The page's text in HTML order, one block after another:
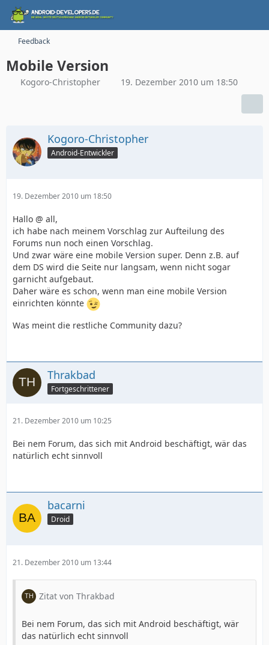
Feedback
Mobile Version
Kogoro-Christopher 19. Dezember 2010 um 18:50
Kogoro-Christopher
Android-Entwickler
19. Dezember 2010 um 18:50
Hallo @ all,
ich habe nach meinem Vorschlag zur Aufteilung des
Forums nun noch einen Vorschlag.
Und zwar wäre eine mobile Version super. Denn z.B. auf
dem DS wird die Seite nur langsam, wenn nicht sogar
garnicht aufgebaut.
Daher wäre es schon, wenn man eine mobile Version
einrichten könnte
Was meint die restliche Community dazu?
Thrakbad
Fortgeschrittener
21. Dezember 2010 um 10:25
Bei nem Forum, das sich mit Android beschäftigt, wär das
natürlich echt sinnvoll
bacarni
Droid
21. Dezember 2010 um 13:44
Zitat von Thrakbad
Bei nem Forum, das sich mit Android beschäftigt, wär
das natürlich echt sinnvoll